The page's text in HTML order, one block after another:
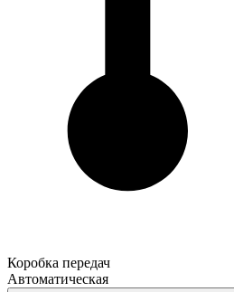
Коробка передач
Автоматическая